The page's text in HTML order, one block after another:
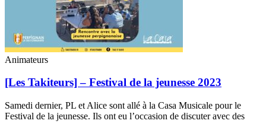
Animateurs
[Les Takiteurs] – Festival de la jeunesse 2023
Samedi dernier, PL et Alice sont allé à la Casa Musicale pour le
Festival de la jeunesse. Ils ont eu l’occasion de discuter avec des